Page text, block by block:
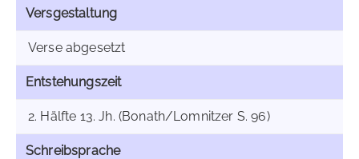
Versgestaltung
Verse abgesetzt
Entstehungszeit
2. Hälfte 13. Jh. (Bonath/Lomnitzer S. 96)
Schreibsprache